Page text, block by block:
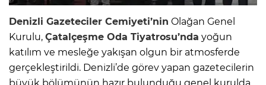
Denizli Gazeteciler Cemiyeti’nin Olağan Genel
Kurulu, Çatalçeşme Oda Tiyatrosu’nda yoğun
katılım ve mesleğe yakışan olgun bir atmosferde
gerçekleştirildi. Denizli’de görev yapan gazetecilerin